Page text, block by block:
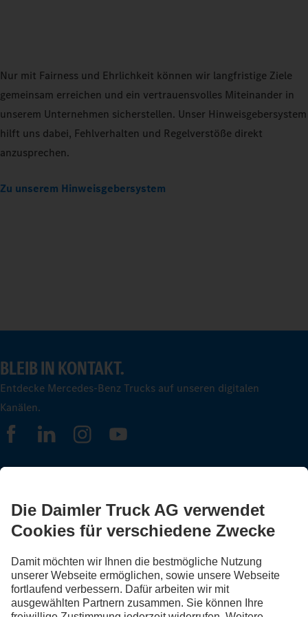
Nur mit Fairness und Ehrlichkeit können wir langfristige Ziele
gemeinsam erreichen und ein vertrauensvolles Miteinander in
unserem Unternehmen sicherstellen. Unser Hinweisgebersystem
hilft uns dabei, Fehlverhalten und Regelverstöße direkt
anzusprechen.
Zu unserem Hinweisgebersystem
BLEIB IN KONTAKT.
Entdecke Mercedes-Benz Trucks auf unseren digitalen
Kanälen.
FOLLOW THE ROADSTARS.
Tausche jetzt Erfahrungen mit anderen Truckerinnen und